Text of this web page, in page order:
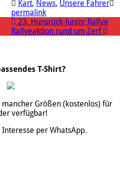
Kart, News, Unsere Fahrer
permalink
23. Hunsrück-Junior Rallye
Rallyeaktion rund um Zerf
T-Shirt?
mancher Größen (kostenlos) für
verfügbar!
per WhatsApp.